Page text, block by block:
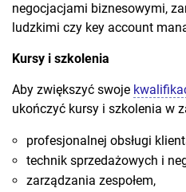
negocjacjami biznesowymi,
ludzkimi czy key account
Kursy i szkolenia
Aby zwiększyć swoje
ukończyć kursy i szkolenia w
profesjonalnej obsługi
technik sprzedażowych i
zarządzania zespołem,